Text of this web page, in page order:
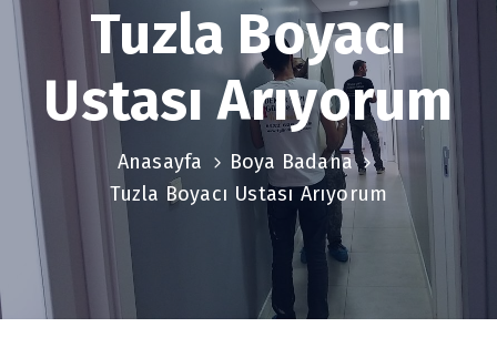
Tuzla Boyacı
Ustası Arıyorum
Anasayfa
Boya Badana
Tuzla Boyacı Ustası Arıyorum